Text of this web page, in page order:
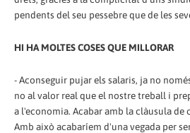
pendents del seu pessebre que de les
HI HA MOLTES COSES QUE MILLORAR
- Aconseguir pujar els salaris, ja no
no al valor real que el nostre treball i
a l'economia. Acabar amb la clàusula de
Amb això acabaríem d'una vegada per